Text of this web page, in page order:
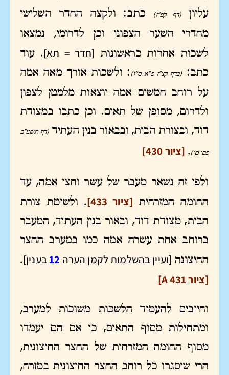
עליון
(דף קפ"ז)
כתב: ולקצה החדר השלישי
מחדרי השער הצפוני וכן לדרומי, נמצאו
לשכות אחרות כראשונות [חדר = תא]. עוד
כתב: (בדף קצ"ז פ"א מ"ז) : ולשכות אורך מאה אמה
על רוחב חמשים אמה יוצאות מלמטן לצפון
ולדרום, מסופן של תאים. וכן כתבו במצודת
דוד, ובצורת הבית, ובבאור בנין העתיד(דף תשמ"ב
פס' ט'). [ציור 430]
ולפי זה נשאר מעבר של עשר וחצי אמה, עד
החומה המזרחית [ציור 433]
. ולשיטת צורת
הבית, מצודת דוד, ובאור בנין העתיד, המעבר
ברוחב אחת עשרה אמה כמו במערב החצר
החיצונה [ועיין בהשלמות לקמן הערה 12בענין].
[ציור A 431]
וחייבים להעמיד הלשכות משוכות למערב,
ומתחילות מסוף התאים, כי אם הם יעמדו
מסוף החומה המזרחית של החצר החיצונית,
הרי שיסגרו כל רוחב החצר החיצונית במזרח,